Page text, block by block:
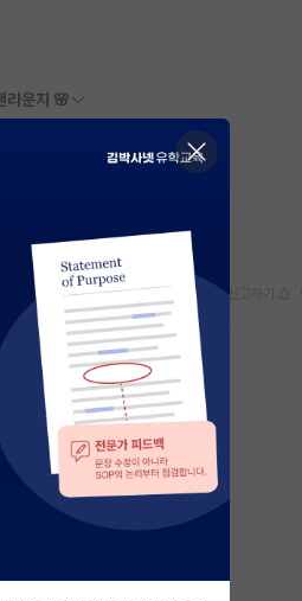
라운지 🌸
스크랩 신고하기